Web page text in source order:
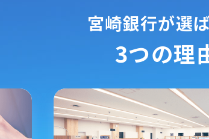
宮崎銀行が選
3つの理